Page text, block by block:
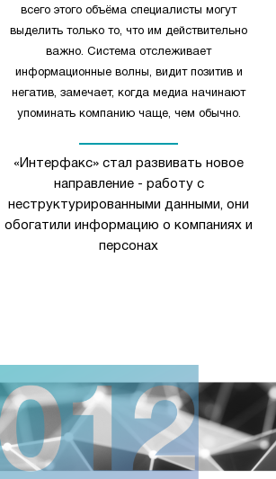
всего этого объёма специалисты могут
выделить только то, что им действительно
важно. Система отслеживает
информационные волны, видит позитив и
негатив, замечает, когда медиа начинают
упоминать компанию чаще, чем обычно.
«Интерфакс» стал развивать новое
направление - работу с
неструктурированными данными, они
обогатили информацию о компаниях и
персонах